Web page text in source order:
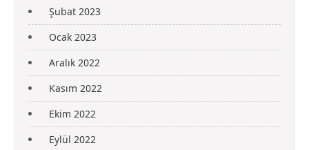
Şubat 2023
Ocak 2023
Aralık 2022
Kasım 2022
Ekim 2022
Eylül 2022